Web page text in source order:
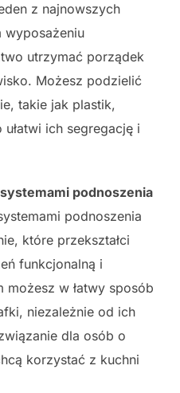
z najnowszych
wyposażeniu
utrzymać porządek
Możesz podzielić
takie jak plastik,
ich segregację i
podnoszenia
podnoszenia
które przekształci
funkcjonalną i
w łatwy sposób
niezależnie od ich
dla osób o
korzystać z kuchni